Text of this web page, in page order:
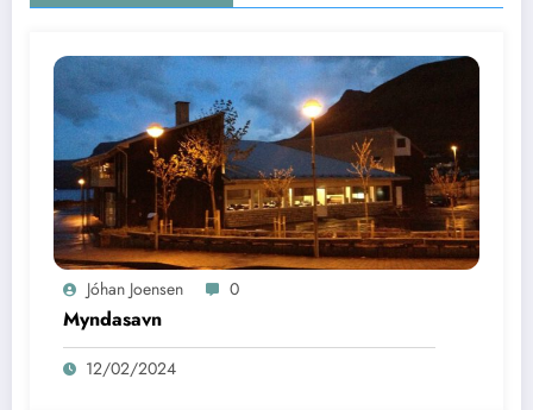
Jóhan Joensen 0
Myndasavn
12/02/2024